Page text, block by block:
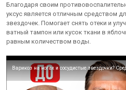
Благодаря своим
уксус является отличным средством
звездочек. Помогает снять отеки и
ватный тампон или кусок ткани в
равным количеством воды.
Варикоз на ногах и сосудистые звездочки?